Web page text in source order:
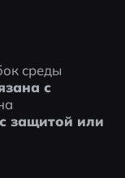
среды
с
защитой или